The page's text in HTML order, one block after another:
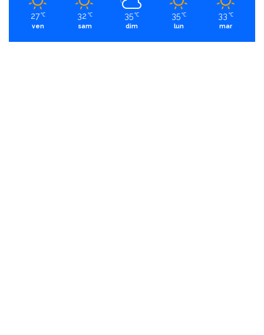
27 ℃
ven
32 ℃
sam
35 ℃
dim
35 ℃
lun
33 ℃
mar